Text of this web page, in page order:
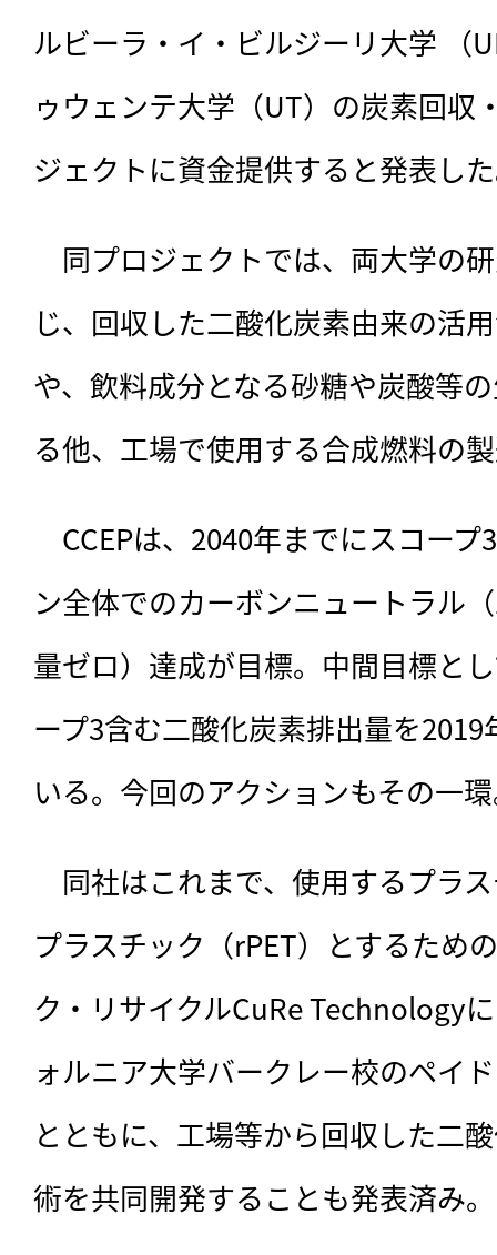
ルビーラ・イ・ビルジーリ大学 （
ゥウェンテ大学（UT）の炭素回収
ジェクトに資金提供すると発表し
同プロジェクトでは、 両大学の
じ、回収した二酸化炭素由来の活
や、飲料成分となる砂糖や炭酸等
る他、工場で使用する合成燃料の
CCEPは、2040年までにスコー
ン全体でのカーボンニュートラル
量ゼロ）達成が目標。中間目標と
ープ3含む二酸化炭素排出量を
いる。今回のアクションもその一
同社はこれまで、使用するプラ
プラスチック（rPET）とするため
ク・リサイクルCuRe Technology
ォルニア大学バークレー校のペイ
とともに、工場等から回収した二
術を共同開発することも発表済み。